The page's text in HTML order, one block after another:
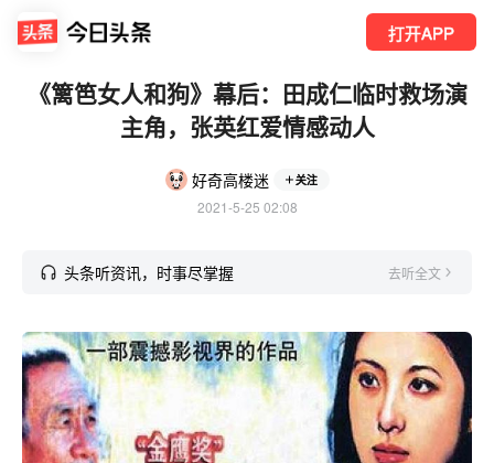
打开APP
《篱笆女人和狗》幕后：田成仁临时救场演
主角，张英红爱情感动人
好奇高楼迷 关注
2021-5-25 02:08
头条听资讯，时事尽掌握 去听全文